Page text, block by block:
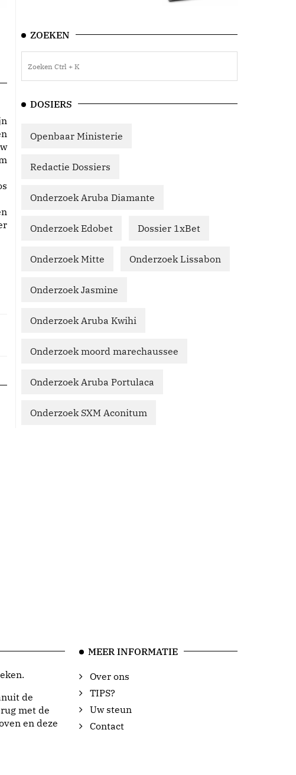
ZOEKEN
DOSIERS
Openbaar Ministerie
Redactie Dossiers
Onderzoek Aruba Diamante
Onderzoek Edobet Dossier 1xBet
Onderzoek Mitte Onderzoek Lissabon
Onderzoek Jasmine
Onderzoek Aruba Kwihi
Onderzoek moord marechaussee
Onderzoek Aruba Portulaca
Onderzoek SXM Aconitum
de
met de
en deze
MEER INFORMATIE
Over ons
TIPS?
Uw steun
Contact